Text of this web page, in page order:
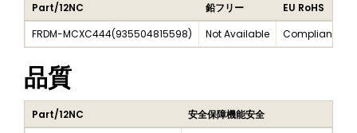
Part/12NC 鉛フリー EU RoHS
FRDM-MCXC444(935504815598) Not Available Compliant
品質
Part/12NC
安全保障機能安全